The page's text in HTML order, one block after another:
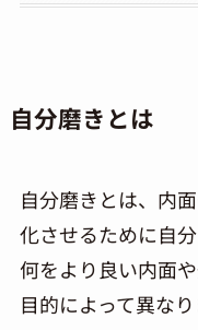
自分磨きとは
自分磨きとは、内
化させるために自
何をより良い内面
目的によって異なり